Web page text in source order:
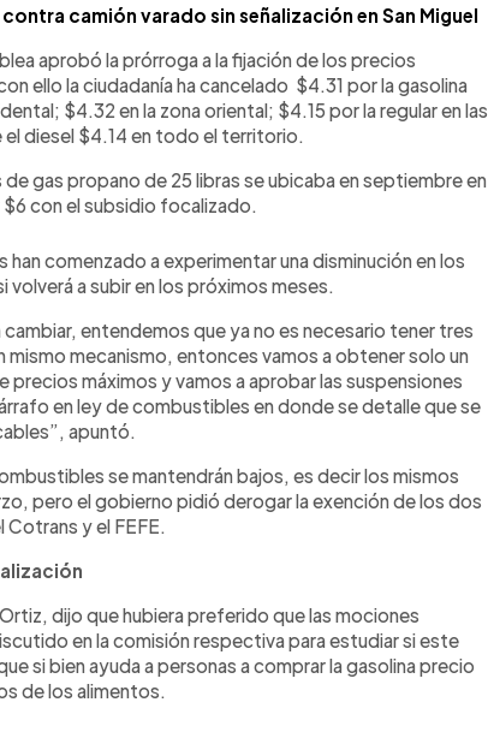
camión varado sin señalización en San Miguel
aprobó la prórroga a la fijación de los precios
ello la ciudadanía ha cancelado $4.31 por la gasolina
$4.32 en la zona oriental; $4.15 por la regular en las
diesel $4.14 en todo el territorio.
gas propano de 25 libras se ubicaba en septiembre en
con el subsidio focalizado.
comenzado a experimentar una disminución en los
a subir en los próximos meses.
entendemos que ya no es necesario tener tres
mismo mecanismo, entonces vamos a obtener solo un
precios máximos y vamos a aprobar las suspensiones
en ley de combustibles en donde se detalle que se
apuntó.
se mantendrán bajos, es decir los mismos
pero el gobierno pidió derogar la exención de los dos
y el FEFE.
dijo que hubiera preferido que las mociones
en la comisión respectiva para estudiar si este
si bien ayuda a personas a comprar la gasolina precio
de los alimentos.